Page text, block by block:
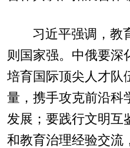
习近平强调，教
则国家强。中俄要深
培育国际顶尖人才队
量，携手攻克前沿科
发展；要践行文明互
和教育治理经验交流